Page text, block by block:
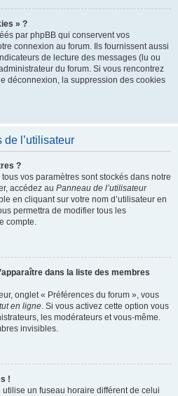
» ?
par phpBB qui conservent vos
connexion au forum. Ils fournissent aussi
de lecture des messages (lu ou
du forum. Si vous rencontrez
déconnexion, la suppression des cookies
de l’utilisateur
?
vos paramètres sont stockés dans notre
accédez au Panneau de l’utilisateur
en cliquant sur votre nom d’utilisateur en
permettra de modifier tous les
compte.
dans la liste des membres
onglet « Préférences du forum », vous
en ligne. Si vous activez cette option vous
les modérateurs et vous-même.
invisibles.
!
utilise un fuseau horaire différent de celui